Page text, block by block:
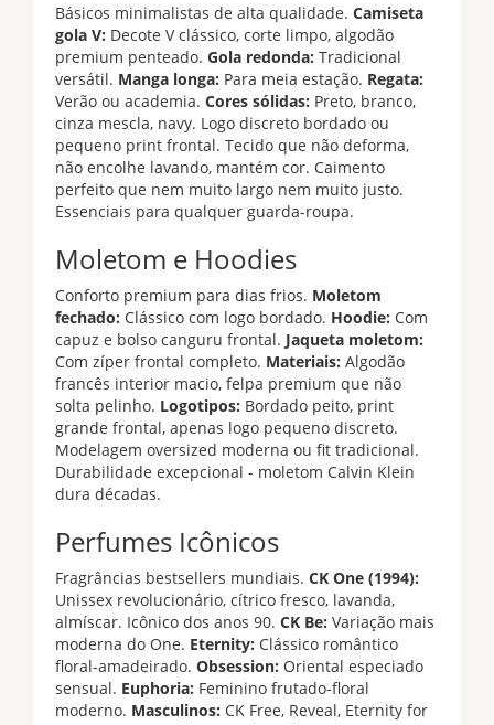
Básicos minimalistas de alta qualidade. Camiseta
gola V: Decote V clássico, corte limpo, algodão
premium penteado. Gola redonda: Tradicional
versátil. Manga longa: Para meia estação. Regata:
Verão ou academia. Cores sólidas: Preto, branco,
cinza mescla, navy. Logo discreto bordado ou
pequeno print frontal. Tecido que não deforma,
não encolhe lavando, mantém cor. Caimento
perfeito que nem muito largo nem muito justo.
Essenciais para qualquer guarda-roupa.
Moletom e Hoodies
Conforto premium para dias frios. Moletom
fechado: Clássico com logo bordado. Hoodie: Com
capuz e bolso canguru frontal. Jaqueta moletom:
Com zíper frontal completo. Materiais: Algodão
francês interior macio, felpa premium que não
solta pelinho. Logotipos: Bordado peito, print
grande frontal, apenas logo pequeno discreto.
Modelagem oversized moderna ou fit tradicional.
Durabilidade excepcional - moletom Calvin Klein
dura décadas.
Perfumes Icônicos
Fragrâncias bestsellers mundiais. CK One (1994):
Unissex revolucionário, cítrico fresco, lavanda,
almíscar. Icônico dos anos 90. CK Be: Variação mais
moderna do One. Eternity: Clássico romântico
floral-amadeirado. Obsession: Oriental especiado
sensual. Euphoria: Feminino frutado-floral
moderno. Masculinos: CK Free, Reveal, Eternity for